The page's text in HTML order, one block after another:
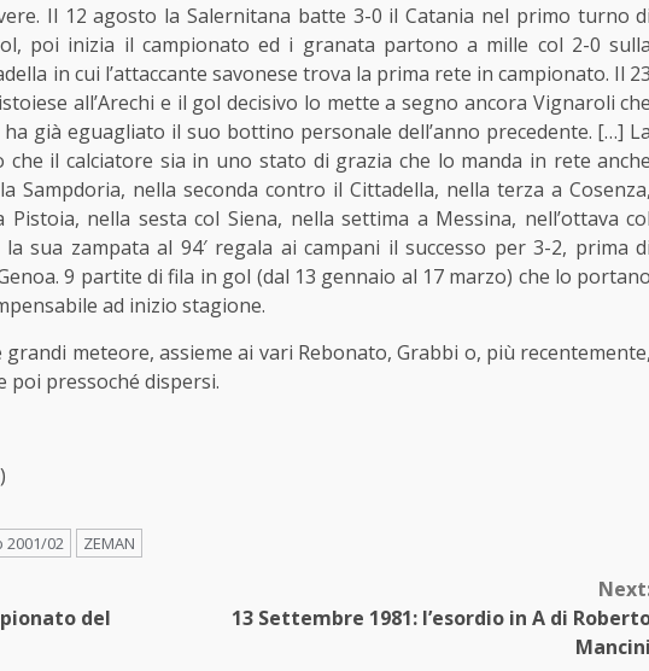
Il 12 agosto la Salernitana batte 3-0 il Catania nel primo turno di
poi inizia il campionato ed i granata partono a mille col 2-0 sulla
in cui l’attaccante savonese trova la prima rete in campionato. Il 23
all’Arechi e il gol decisivo lo mette a segno ancora Vignaroli che
già eguagliato il suo bottino personale dell’anno precedente. […] La
il calciatore sia in uno stato di grazia che lo manda in rete anche
Sampdoria, nella seconda contro il Cittadella, nella terza a Cosenza,
nella sesta col Siena, nella settima a Messina, nell’ottava col
sua zampata al 94′ regala ai campani il successo per 3-2, prima di
9 partite di fila in gol (dal 13 gennaio al 17 marzo) che lo portano
ad inizio stagione.
meteore, assieme ai vari Rebonato, Grabbi o, più recentemente,
poi pressoché dispersi.
2001/02 ZEMAN
del
13 Settembre 1981: l’esordio in A di
Mancini